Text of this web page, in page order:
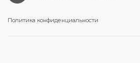
Политика конфиденциальности